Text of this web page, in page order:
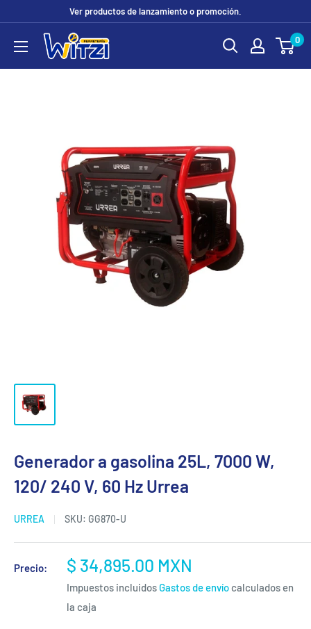
contenido
Ver productos de lanzamiento o promoción.
FERRETERÍA
WITZI
0
Generador a gasolina 25L, 7000 W,
120/ 240 V, 60 Hz Urrea
URREA SKU: GG870-U
Precio:
Precio
de
venta
$ 34,895.00 MXN
Impuestos incluidos Gastos de envío calculados en
la caja